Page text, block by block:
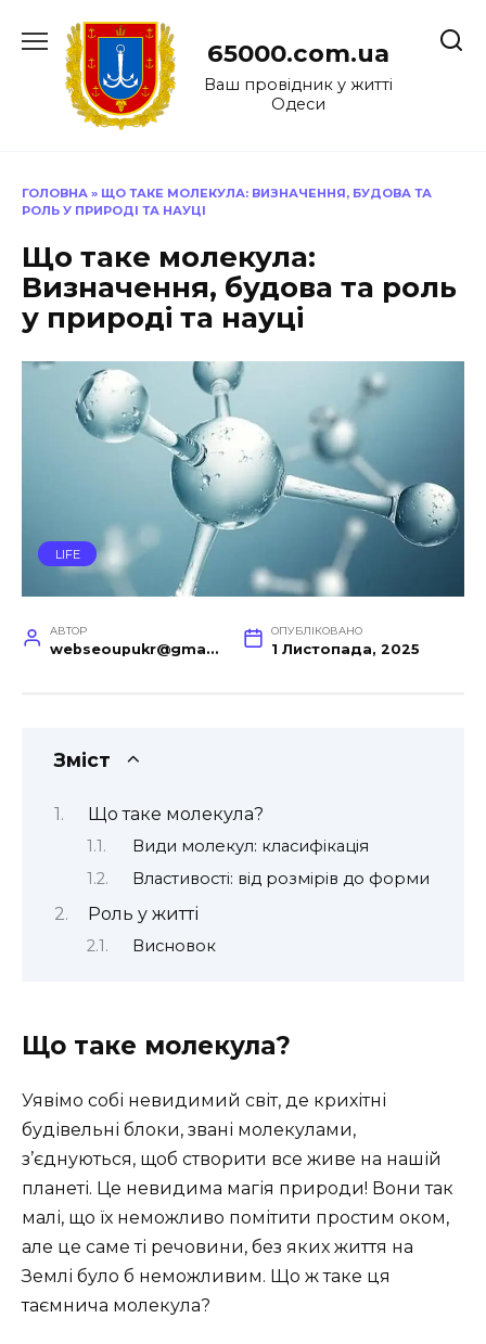
до
65000.com.ua
Ваш провідник у житті
Одеси
ГОЛОВНА » ЩО ТАКЕ МОЛЕКУЛА: ВИЗНАЧЕННЯ, БУДОВА ТА
РОЛЬ У ПРИРОДІ ТА НАУЦІ
Що таке молекула:
Визначення, будова та роль
у природі та науці
LIFE
АВТОР
webseoupukr@gmail.com
ОПУБЛІКОВАНО
1 Листопада, 2025
Зміст
Що таке молекула?
Види молекул: класифікація
Властивості: від розмірів до форми
Роль у житті
Висновок
Що таке молекула?
Уявімо собі невидимий світ, де крихітні
будівельні блоки, звані молекулами,
з’єднуються, щоб створити все живе на нашій
планеті. Це невидима магія природи! Вони так
малі, що їх неможливо помітити простим оком,
але це саме ті речовини, без яких життя на
Землі було б неможливим. Що ж таке ця
таємнича молекула?